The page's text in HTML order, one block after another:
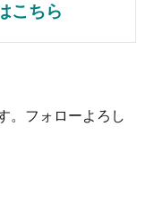
こちら
。フォローよろし